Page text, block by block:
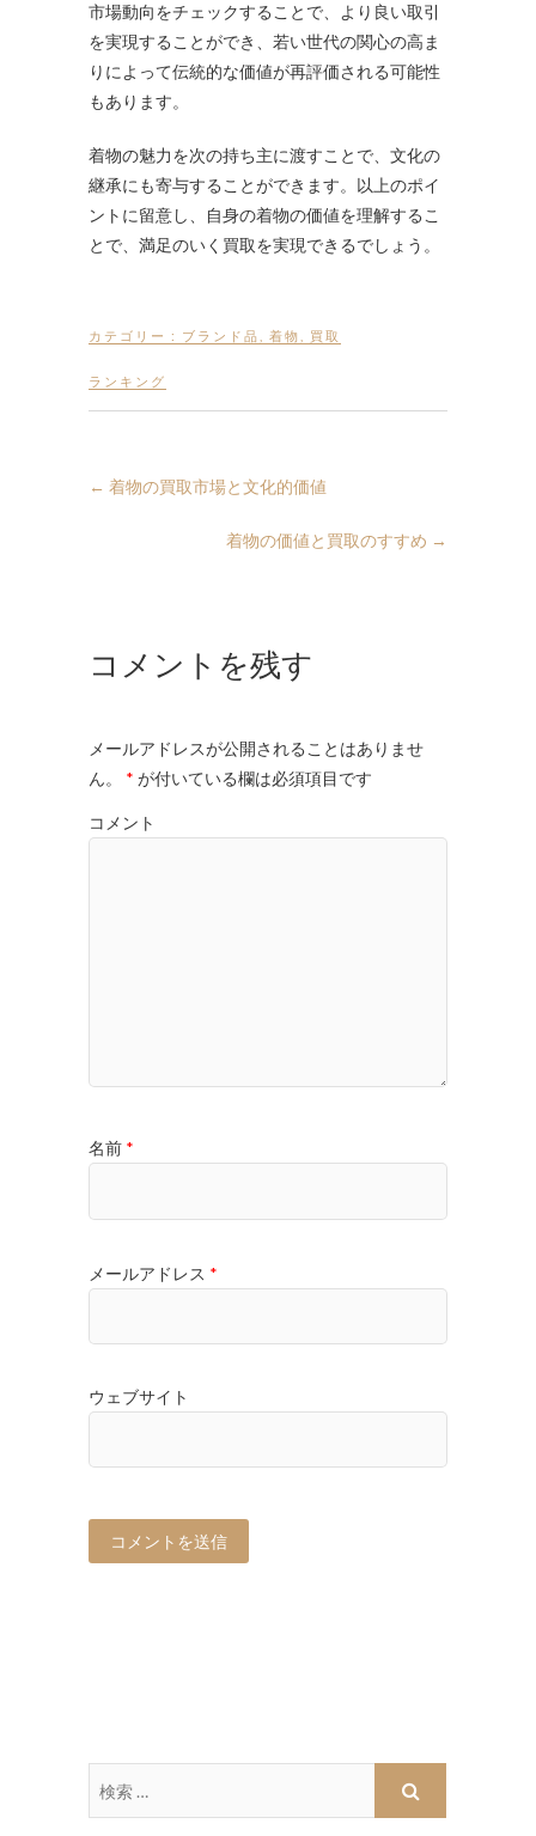
市場動向をチェックすることで、より良い取引
を実現することができ、若い世代の関心の高ま
りによって伝統的な価値が再評価される可能性
もあります。
着物の魅力を次の持ち主に渡すことで、文化の
継承にも寄与することができます。以上のポイ
ントに留意し、自身の着物の価値を理解するこ
とで、満足のいく買取を実現できるでしょう。
カテゴリー : ブランド品 着物 買取
ランキング
← 着物の買取市場と文化的価値
着物の価値と買取のすすめ →
コメントを残す
メールアドレスが公開されることはありませ
ん。
* が付いている欄は必須項目です
コメント
名前 *
メールアドレス *
ウェブサイト